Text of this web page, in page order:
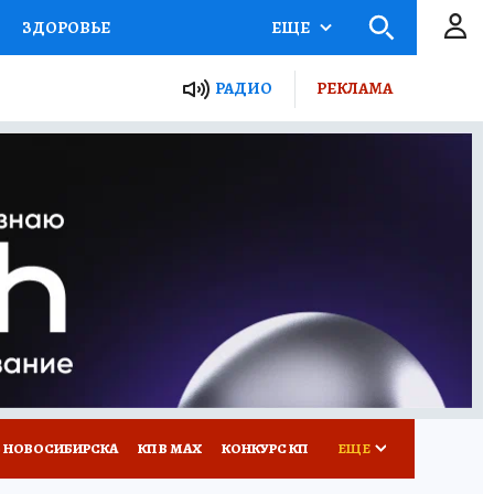
ЗДОРОВЬЕ
Я ЗНАЮ СЕМЬЯ
ЕЩЕ
РАДИО РЕКЛАМА
КП В МАХ КОНКУРС КП ЕЩЕ